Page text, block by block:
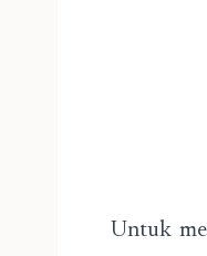
Untuk